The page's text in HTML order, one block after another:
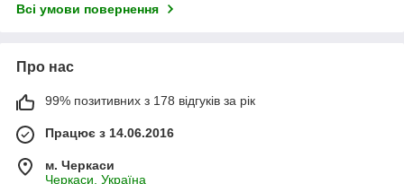
Всі умови повернення
Про нас
99% позитивних з 178 відгуків за рік
Працює з 14.06.2016
м. Черкаси
Черкаси, Україна